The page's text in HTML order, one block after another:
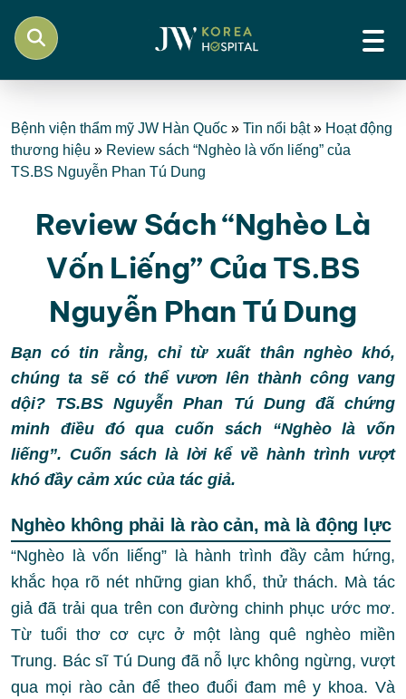
Bệnh viện thẩm mỹ JW Hàn Quốc » Tin nổi bật» Hoạt động
thương hiệu » Review sách “Nghèo là vốn liếng” của
TS.BS Nguyễn Phan Tú Dung
Review Sách “Nghèo Là
Vốn Liếng” Của TS.BS
Nguyễn Phan Tú Dung
Bạn có tin rằng, chỉ từ xuất thân nghèo khó,
chúng ta sẽ có thể vươn lên thành công vang
dội? TS.BS Nguyễn Phan Tú Dung đã chứng
minh điều đó qua cuốn sách “Nghèo là vốn
liếng”. Cuốn sách là lời kể về hành trình vượt
khó đầy cảm xúc của tác giả.
Nghèo không phải là rào cản, mà là động lực
“Nghèo là vốn liếng” là hành trình đầy cảm hứng,
khắc họa rõ nét những gian khổ, thử thách. Mà tác
giả đã trải qua trên con đường chinh phục ước mơ.
Từ tuổi thơ cơ cực ở một làng quê nghèo miền
Trung. Bác sĩ Tú Dung đã nỗ lực không ngừng, vượt
qua mọi rào cản để theo đuổi đam mê y khoa. Và